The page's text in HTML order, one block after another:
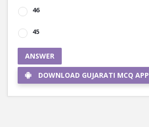
46
45
ANSWER
DOWNLOAD GUJARATI MCQ APP